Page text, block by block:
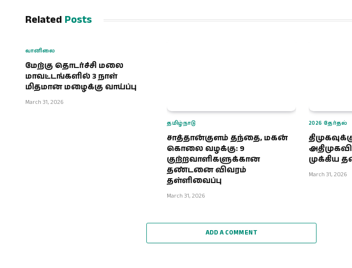
Related Posts
வானிலை
மேற்கு தொடர்ச்சி மலை
மாவட்டங்களில் 3 நாள்
மிதமான மழைக்கு வாய்ப்பு
March 31, 2026
தமிழ்நாடு
சாத்தான்குளம் தந்தை, மகன்
கொலை வழக்கு: 9
குற்றவாளிகளுக்கான
தண்டனை விவரம்
தள்ளிவைப்பு
March 31, 2026
2026 தேர்தல்
முக்கிய
March 31, 2026
ADD A COMMENT